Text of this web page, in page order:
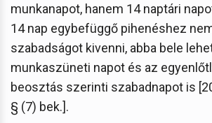
munkanapot, hanem 14 naptári
14 nap egybefüggő pihenéshez
szabadságot kivenni, abba bele
munkaszüneti napot és az
beosztás szerinti szabadnapot is
§ (7) bek.].